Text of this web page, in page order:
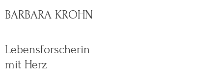
BARBARA KROHN
Lebensforscherin
mit Herz